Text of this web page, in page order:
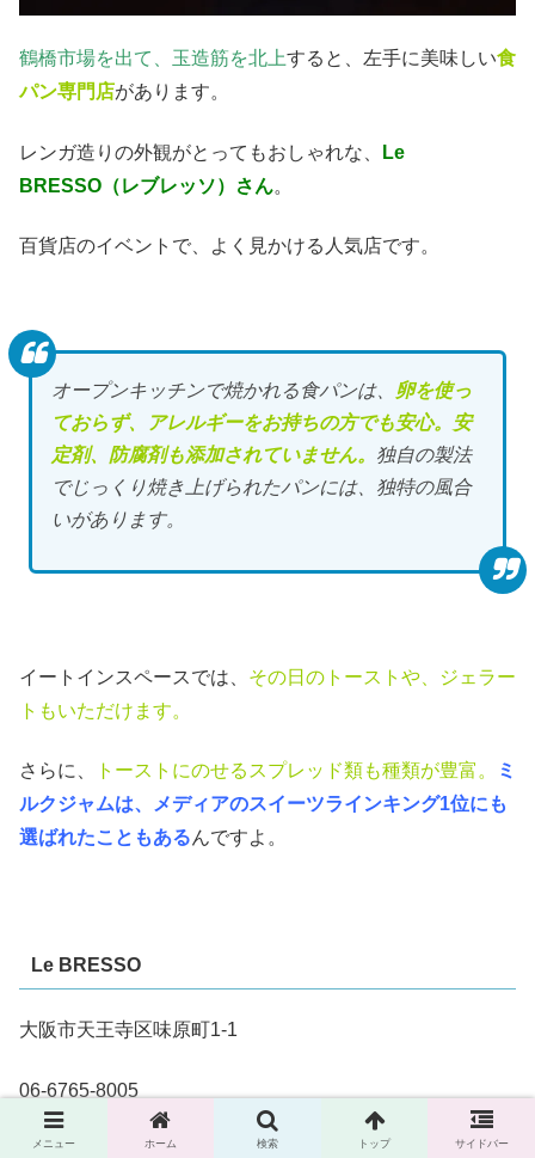
鶴橋市場を出て、玉造筋を北上すると、左手に美味しい食
パン専門店があります。
レンガ造りの外観がとってもおしゃれな、
Le
BRESSO（レブレッソ）さん。
百貨店のイベントで、よく見かける人気店です。
オープンキッチンで焼かれる食パンは、
卵を使っ
ておらず、アレルギーをお持ちの方でも安心。安
定剤、防腐剤も添加されていません。 独自の製法
でじっくり焼き上げられたパンには、独特の風合
いがあります。
イートインスペースでは、 その日のトーストや、ジェラー
トもいただけます。
さらに、 トーストにのせるスプレッド類も種類が豊富。
ミ
ルクジャムは、メディアのスイーツラインキング1位にも
選ばれたこともあるんですよ。
Le BRESSO
大阪市天王寺区味原町1-1
06-6765-8005
メニュー ホーム 検索 トップ サイドバー